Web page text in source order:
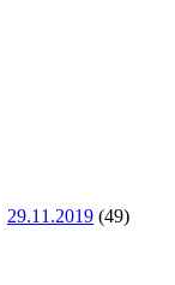
29.11.2019 (49)